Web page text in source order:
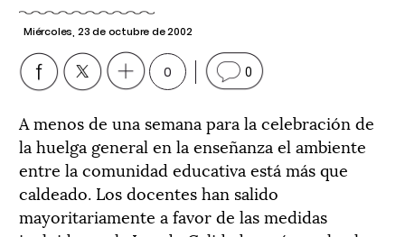
Miércoles, 23 de octubre de 2002
0 0
A menos de una semana para la celebración de
la huelga general en la enseñanza el ambiente
entre la comunidad educativa está más que
caldeado. Los docentes han salido
mayoritariamente a favor de las medidas